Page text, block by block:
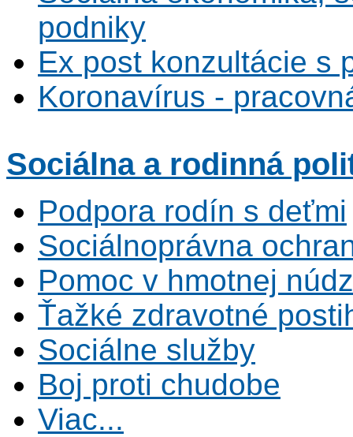
podniky
Ex post konzultácie s
Koronavírus -
Sociálnaa rodinná
Podpora rodín s deťmi
Sociálnoprávna
Pomoc v hmotnej
Ťažké zdravotné
Sociálne služby
Boj proti chudobe
Viac...